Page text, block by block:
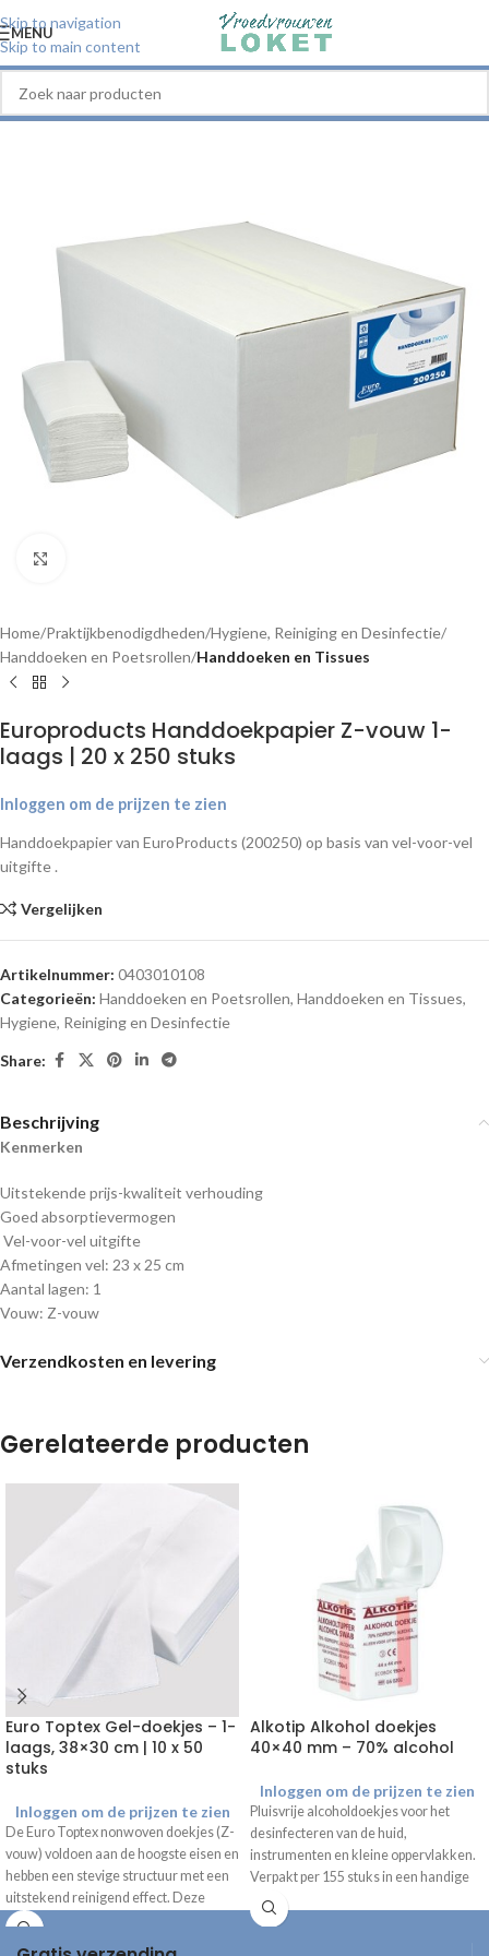
Skip to navigation
Skip to main content
MENU
Home Praktijkbenodigdheden Hygiene, Reiniging en Desinfectie
Handdoeken en Poetsrollen Handdoeken en Tissues
Europroducts Handdoekpapier Z-vouw 1-
laags | 20 x 250 stuks
Inloggen om de prijzen te zien
Handdoekpapier van EuroProducts (200250) op basis van vel-voor-vel
uitgifte .
Vergelijken
Artikelnummer: 0403010108
Categorieën: Handdoeken en Poetsrollen, Handdoeken en Tissues,
Hygiene, Reiniging en Desinfectie
Share:
Beschrijving
Kenmerken
Uitstekende prijs-kwaliteit verhouding
Goed absorptievermogen
Vel-voor-vel uitgifte
Afmetingen vel: 23 x 25 cm
Aantal lagen: 1
Vouw: Z-vouw
Verzendkosten en levering
Gerelateerde producten
Euro Toptex Gel-doekjes – 1-
laags, 38×30 cm | 10 x 50
stuks
Inloggen om de prijzen te zien
De Euro Toptex nonwoven doekjes (Z-
vouw) voldoen aan de hoogste eisen en
hebben een stevige structuur met een
uitstekend reinigend effect. Deze
doekjes zijn een goed alternatief voor
Alkotip Alkohol doekjes
40×40 mm – 70% alcohol
Inloggen om de prijzen te zien
Pluisvrije alcoholdoekjes voor het
desinfecteren van de huid,
instrumenten en kleine oppervlakken.
Verpakt per 155 stuks in een handige
dispenser.